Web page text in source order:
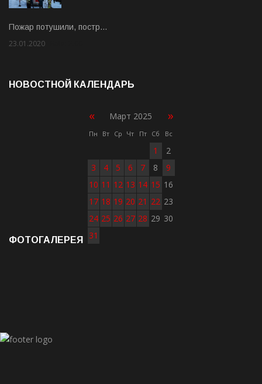
Пожар потушили, постр…
23.01.2020
НОВОСТНОЙ КАЛЕНДАРЬ
« Март 2025 »
Пн Вт Ср Чт Пт Сб Вс
1
2
3
4 5 6 7 8
9
10 11 12 13 14 15 16
17 18 19 20 21 22 23
24 25 26 27 28 29 30
31
ФОТОГАЛЕРЕЯ